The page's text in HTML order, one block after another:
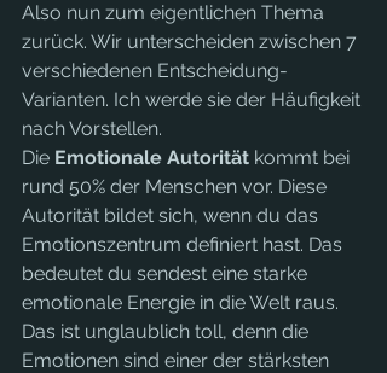
Also nun zum eigentlichen Thema
zurück. Wir unterscheiden zwischen 7
verschiedenen Entscheidung-
Varianten. Ich werde sie der Häufigkeit
nach Vorstellen.
Die Emotionale Autorität kommt bei
rund 50% der Menschen vor. Diese
Autorität bildet sich, wenn du das
Emotionszentrum definiert hast. Das
bedeutet du sendest eine starke
emotionale Energie in die Welt raus.
Das ist unglaublich toll, denn die
Emotionen sind einer der stärksten